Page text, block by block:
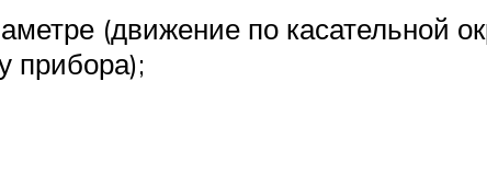
(движение по касательной
прибора);